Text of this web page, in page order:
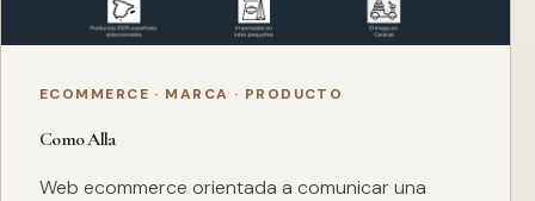
ECOMMERCE · MARCA · PRODUCTO
Como Alla
Web ecommerce orientada a comunicar una